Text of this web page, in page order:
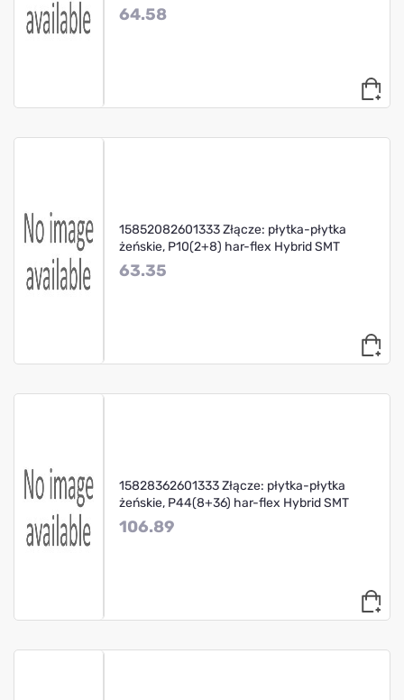
64.58
15852082601333 Złącze: płytka-płytka
żeńskie, P10(2+8) har-flex Hybrid SMT
63.35
15828362601333 Złącze: płytka-płytka
żeńskie, P44(8+36) har-flex Hybrid SMT
106.89